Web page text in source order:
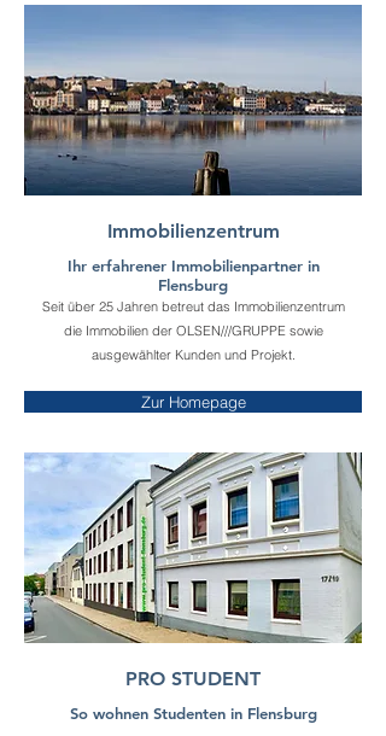
Immobilienzentrum
Ihr erfahrener Immobilienpartner in
Flensburg
Seit über 25 Jahren betreut das Immobilienzentrum
die Immobilien der OLSEN///GRUPPE sowie
ausgewählter Kunden und Projekt.
Zur Homepage
PRO STUDENT
So wohnen Studenten in Flensburg